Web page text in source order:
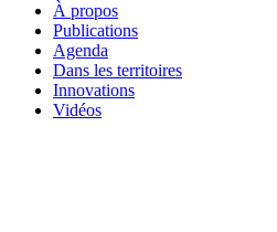
À propos
Publications
Agenda
Dans les territoires
Innovations
Vidéos